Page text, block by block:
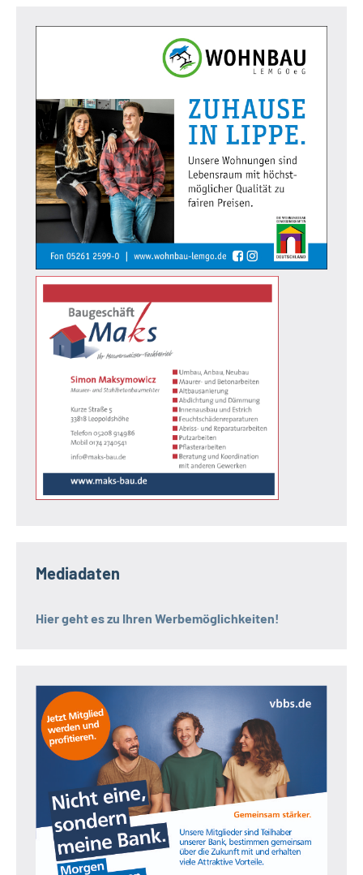
Mediadaten
Hier geht es zu Ihren Werbemöglichkeiten!